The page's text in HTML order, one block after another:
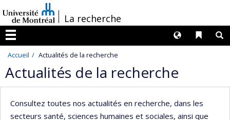
au
contenu
/La recherche
Menu
Liens
Langues
Accueil Actualités de la recherche
Actualités de la recherche
Consultez toutes nos actualités en recherche, dans les
secteurs santé, sciences humaines et sociales, ainsi que